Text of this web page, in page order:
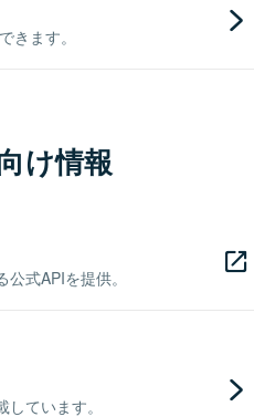
きます。
け情報
式APIを提供。
ています。